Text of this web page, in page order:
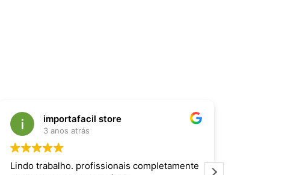
importafacil store
3 anos atrás
Lindo trabalho. profissionais completamente